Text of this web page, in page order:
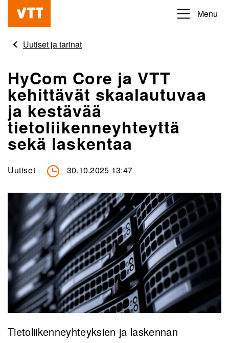
Hyppää
pääsisältöön
Beyond
obvious
Menu
Uutiset ja tarinat
HyCom Core ja VTT
kehittävät skaalautuvaa
ja kestävää
tietoliikenneyhteyttä
sekä laskentaa
Uutiset 30.10.2025 13:47
Tietoliikenneyhteyksien ja laskennan